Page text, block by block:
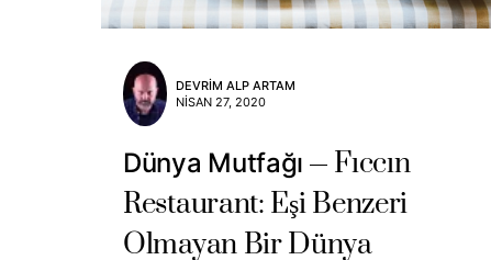
DEVRIM ALP ARTAM
NISAN 27, 2020
Dünya Mutfağı
Fıccın
Restaurant: Eşi Benzeri
Olmayan Bir Dünya